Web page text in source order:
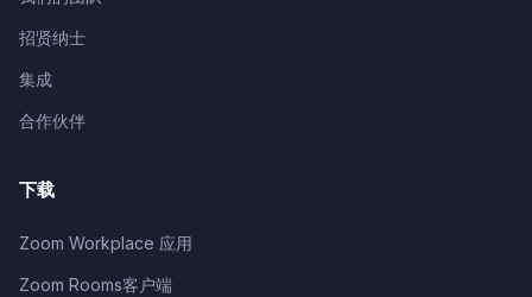
招贤纳士
集成
合作伙伴
下载
Zoom Workplace 应用
Zoom Rooms客户端